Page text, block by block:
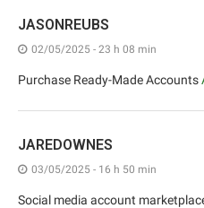
JASONREUBS
02/05/2025 - 23 h 08 min
Purchase Ready-Made Accounts
JAREDOWNES
03/05/2025 - 16 h 50 min
Social media account